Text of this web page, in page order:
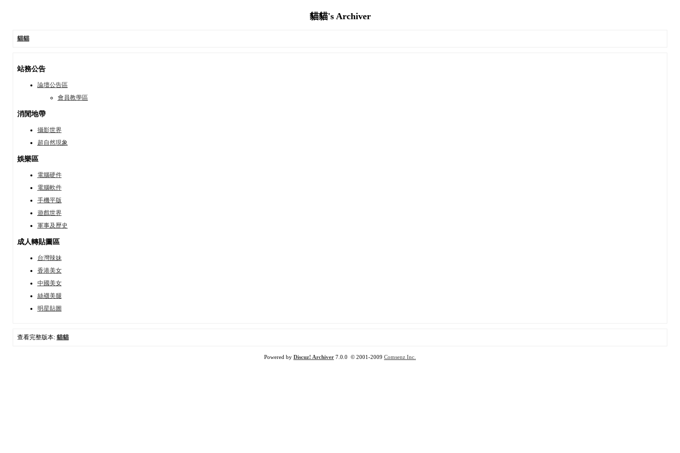
貓貓's Archiver
貓貓
站務公告
論壇公告區
會員教學區
消閒地帶
攝影世界
超自然現象
娛樂區
電腦硬件
電腦軟件
手機平版
遊戲世界
軍事及歷史
成人轉貼圖區
台灣辣妹
香港美女
中國美女
絲襪美腿
明星貼圖
查看完整版本: 貓貓
Powered by Discuz! Archiver 7.0.0 © 2001-2009 Comsenz Inc.